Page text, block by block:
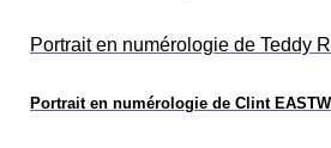
Portrait en numérologie de Teddy
Portrait en numérologie de Clint